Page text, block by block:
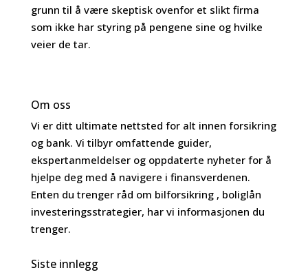
grunn til å være skeptisk ovenfor et slikt firma
som ikke har styring på pengene sine og hvilke
veier de tar.
Om oss
Vi er ditt ultimate nettsted for alt innen forsikring
og bank. Vi tilbyr omfattende guider,
ekspertanmeldelser og oppdaterte nyheter for å
hjelpe deg med å navigere i finansverdenen.
Enten du trenger råd om bilforsikring , boliglån
investeringsstrategier, har vi informasjonen du
trenger.
Siste innlegg